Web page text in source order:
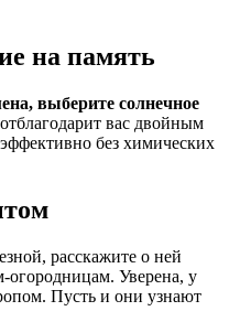
на память
выберите солнечное
вас двойным
без химических
расскажите о ней
огородницам. Уверена, у
Пусть и они узнают